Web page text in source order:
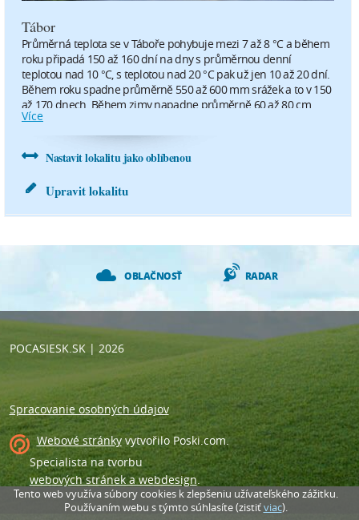
32°C
19 °C
1.8 m/s
34°C
21 °C
2.7 m/s
pondelok
29°C
Tábor
Průměrná teplota se v Táboře pohybuje mezi 7 až 8 °C a během
roku připadá 150 až 160 dní na dny s průměrnou denní
teplotou nad 10 °C, s teplotou nad 20 °C pak už jen 10 až 20 dní.
Během roku spadne průměrně 550 až 600 mm srážek a to v 150
až 170 dnech. Během zimy napadne průměrně 60 až 80 cm
nového sněhu během 60 až 70 dní se sněžením. První sněžení
bývá zaznamenáváno v druhé dekádě listopadu, to poslední pak
v druhé dekádě dubna. Tábor řadíme do mírně teplé klimatické
oblasti s mírně suchou podoblastí.
Více
Nastavit lokalitu jako oblíbenou
Upravit lokalitu
OBLAČNOSŤ RADAR
POCASIESK.SK| 2026
Spracovanie osobných údajov
Webové stránkyvytvořiloPoski.com.
Specialista na tvorbu
webových stránek a webdesign.
Tento web využíva súbory cookies k zlepšeniu užívateľského zážitku.
Používaním webu s týmto súhlasíte (zistiťviac).